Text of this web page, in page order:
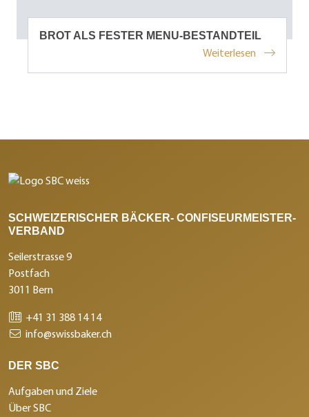
BROT ALS FESTER MENU-BESTANDTEIL
Weiterlesen
SCHWEIZERISCHER BÄCKER- CONFISEURMEISTER-
VERBAND
Seilerstrasse 9
Postfach
3011 Bern
+41 31 388 14 14
info@swissbaker.ch
DER SBC
Aufgaben und Ziele
Über SBC